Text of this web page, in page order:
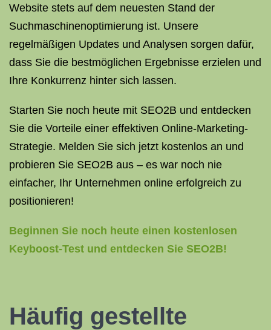
Website stets auf dem neuesten Stand der
Suchmaschinenoptimierung ist. Unsere
regelmäßigen Updates und Analysen sorgen dafür,
dass Sie die bestmöglichen Ergebnisse erzielen und
Ihre Konkurrenz hinter sich lassen.
Starten Sie noch heute mit SEO2B und entdecken
Sie die Vorteile einer effektiven Online-Marketing-
Strategie. Melden Sie sich jetzt kostenlos an und
probieren Sie SEO2B aus – es war noch nie
einfacher, Ihr Unternehmen online erfolgreich zu
positionieren!
Beginnen Sie noch heute einen kostenlosen
Keyboost-Test und entdecken Sie SEO2B!
Häufig gestellte